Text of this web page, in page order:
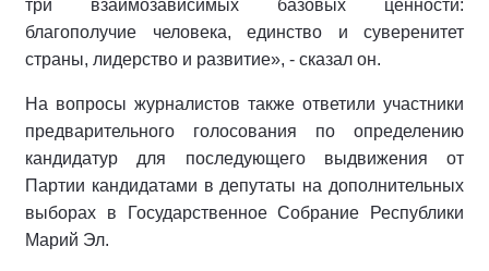
три взаимозависимых базовых ценности:
благополучие человека, единство и суверенитет
страны, лидерство и развитие», - сказал он.
На вопросы журналистов также ответили участники
предварительного голосования по определению
кандидатур для последующего выдвижения от
Партии кандидатами в депутаты на дополнительных
выборах в Государственное Собрание Республики
Марий Эл.